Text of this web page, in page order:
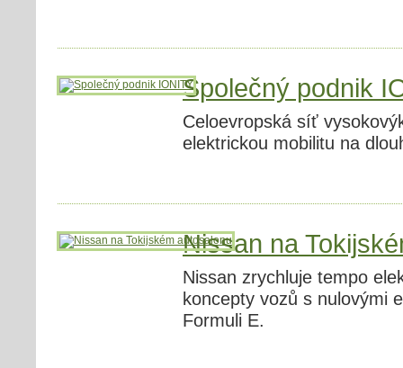
Společný podnik
Celoevropská síť
elektrickou mobilitu na
Nissan na
Nissan zrychluje tempo
koncepty vozů s nulovými
Formuli E.